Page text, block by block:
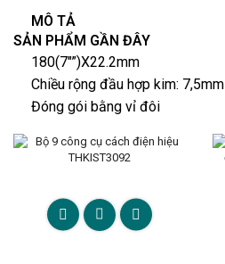
MÔ TẢ
SẢN PHẨM GẦN ĐÂY
180(7″”)X22.2mm
Chiều rộng đầu hợp kim: 7,5mm
Đóng gói bằng vỉ đôi